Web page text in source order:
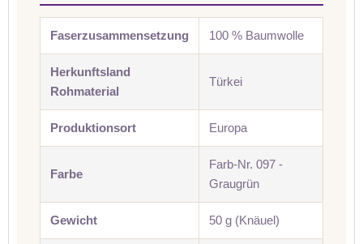
Faserzusammensetzung 100 % Baumwolle
Herkunftsland
Rohmaterial
Türkei
Produktionsort Europa
Farbe
Farb-Nr. 097 -
Graugrün
Gewicht 50 g (Knäuel)